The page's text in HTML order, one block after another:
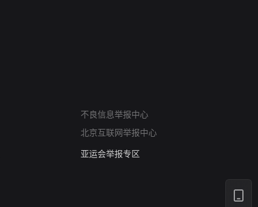
不良信息举报中心
北京互联网举报中心
算法推荐专项举报
亚运会举报专区